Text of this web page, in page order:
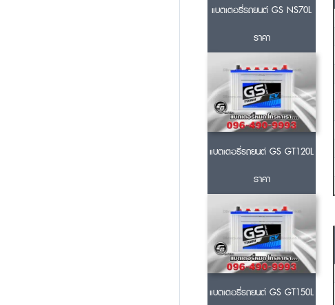
แบตเตอรี่รถยนต์ GS NS70L
ราคา
แบตเตอรี่รถยนต์ GS GT120L
ราคา
แบตเตอรี่รถยนต์ GS GT150L